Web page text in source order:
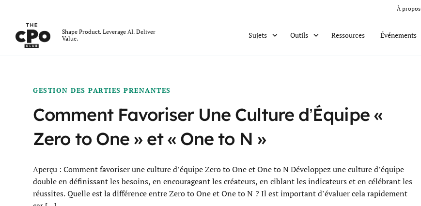
À propos
Shape Product. Leverage AI. Deliver
Value.
Sujets Outils Ressources Événements
GESTION DES PARTIES PRENANTES
Comment Favoriser Une Culture d’Équipe «
Zero to One » et « One to N »
Aperçu : Comment favoriser une culture d’équipe Zero to One et One to N Développez une culture d’équipe
double en définissant les besoins, en encourageant les créateurs, en ciblant les indicateurs et en célébrant les
réussites. Quelle est la différence entre Zero to One et One to N ? Il est important d’évaluer cela rapidement